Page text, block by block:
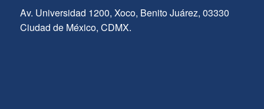
Av. Universidad 1200, Xoco, Benito Juárez, 03330
Ciudad de México, CDMX.